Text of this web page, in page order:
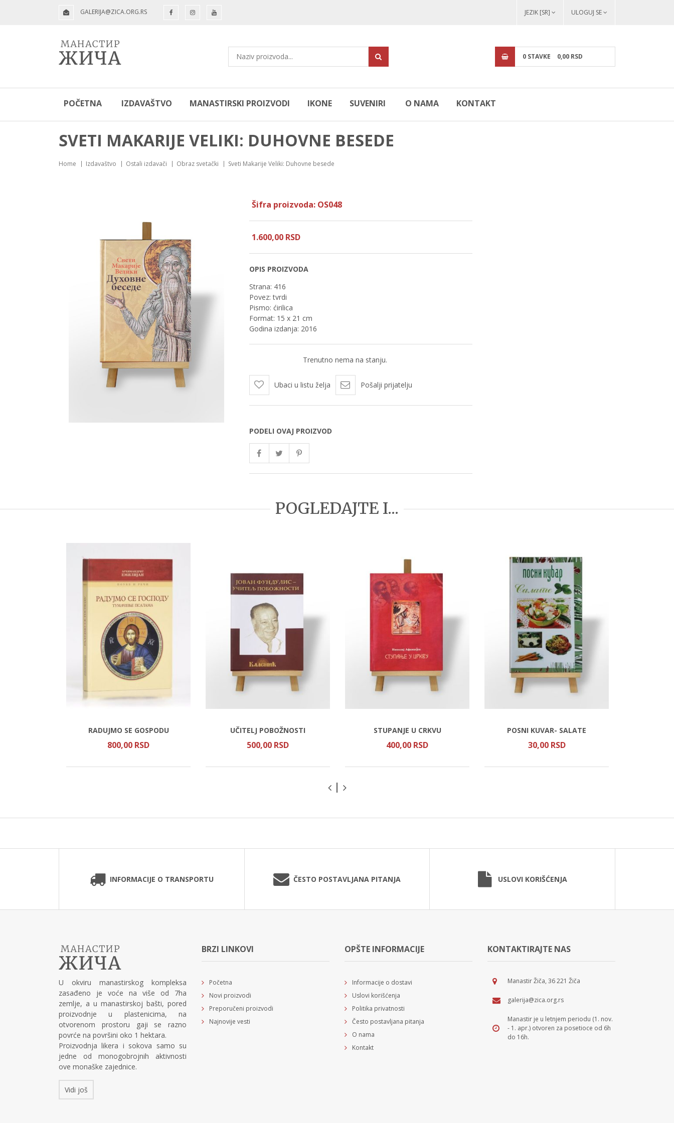
GALERIJA@ZICA.ORG.RS JEZIK [SR] ULOGUJ SE
0 STAVKE 0,00 RSD
POČETNA IZDAVAŠTVO MANASTIRSKI PROIZVODI IKONE SUVENIRI O NAMA KONTAKT
SVETI MAKARIJE VELIKI: DUHOVNE BESEDE
Home Izdavaštvo Ostali izdavači Obraz svetački Sveti Makarije Veliki: Duhovne besede
Šifra proizvoda: OS048
1.600,00 RSD
OPIS PROIZVODA
Strana: 416
Povez: tvrdi
Pismo: ćirilica
Format: 15 x 21 cm
Godina izdanja: 2016
Trenutno nema na stanju.
Ubaci u listu želja Pošalji prijatelju
PODELI OVAJ PROIZVOD
POGLEDAJTE I...
RADUJMO SE GOSPODU
800,00 RSD
UČITELJ POBOŽNOSTI
500,00 RSD
STUPANJE U CRKVU
400,00 RSD
POSNI KUVAR- SALATE
30,00 RSD
INFORMACIJE O TRANSPORTU ČESTO POSTAVLJANA PITANJA USLOVI KORIŠĆENJA
U okviru manastirskog kompleksa
zasađeno je voće na više od 7ha
zemlje, a u manastirskoj bašti, pored
proizvodnje u plastenicima, na
otvorenom prostoru gaji se razno
povrće na površini oko 1 hektara.
Proizvodnja likera i sokova samo su
jedne od monogobrojnih aktivnosti
ove monaške zajednice.
Vidi još
BRZI LINKOVI
Početna
Novi proizvodi
Preporučeni proizvodi
Najnovije vesti
OPŠTE INFORMACIJE
Informacije o dostavi
Uslovi korišćenja
Politika privatnosti
Često postavljana pitanja
O nama
Kontakt
KONTAKTIRAJTE NAS
Manastir Žiča, 36 221 Žiča
galerija@zica.org.rs
Manastir je u letnjem periodu (1. nov.
- 1. apr.) otvoren za posetioce od 6h
do 16h.